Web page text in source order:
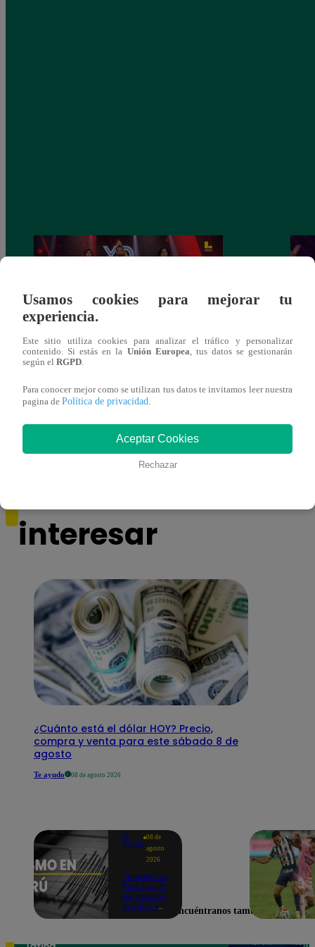
Yo Soy GRANDES BATALLAS: ¡El
Pájaro Gómez venció a Miguel Mateos y
mantuvo su silla de consagrado!
interesar
¿Cuánto está el dólar HOY? Precio,
compra y venta para este sábado 8 de
agosto
Te ayudo 08 de agosto 2026
Te
ayudo
08 de
agosto
2026
Temblor en
Perú hoy, 8
de agosto:
horario y
Usamos cookies para mejorar tu
experiencia.
Este sitio utiliza cookies para analizar el tráfico y personalizar
contenido. Si estás en la Unión Europea, tus datos se gestionarán
según el RGPD.
Para conocer mejor como se utilizan tus datos te invitamos leer nuestra
pagina de Política de privacidad.
Aceptar Cookies
Rechazar
Encuéntranos también en